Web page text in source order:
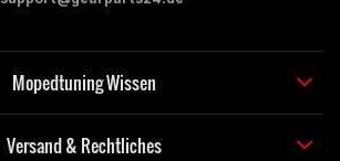
Mopedtuning Wissen
Versand & Rechtliches